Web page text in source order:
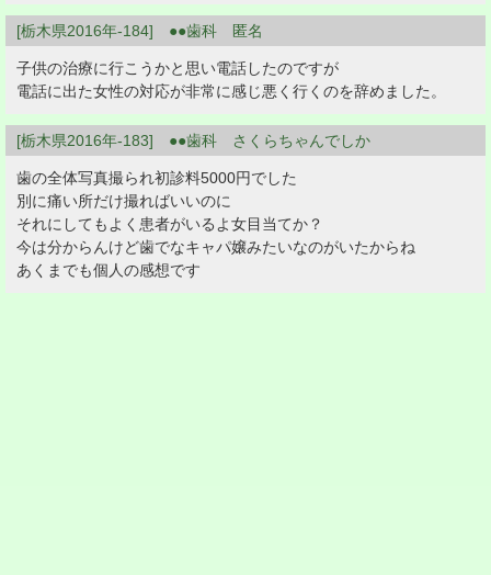
[栃木県2016年-184] ●●歯科 匿名
子供の治療に行こうかと思い電話したのですが
電話に出た女性の対応が非常に感じ悪く行くのを辞めました。
[栃木県2016年-183] ●●歯科 さくらちゃんでしか
歯の全体写真撮られ初診料5000円でした
別に痛い所だけ撮ればいいのに
それにしてもよく患者がいるよ女目当てか？
今は分からんけど歯でなキャパ嬢みたいなのがいたからね
あくまでも個人の感想です